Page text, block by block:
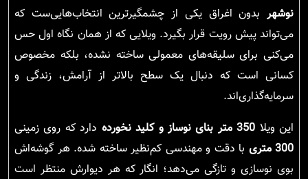
نوشهر بدون اغراق یکی از چشمگیرترین انتخاب‌هایی‌ست که
می‌تواند پیش رویت قرار بگیرد. ویلایی که از همان نگاه اول حس
می‌کنی برای سلیقه‌های معمولی ساخته نشده، بلکه مخصوص
کسانی است که دنبال یک سطح بالاتر از آرامش، زندگی و
سرمایه‌گذاری‌اند.
این ویلا 350 متر بنای نوساز و کلید نخورده
دارد که روی زمینی
300 متری
با دقت و مهندسی کم‌نظیر ساخته شده. هر گوشه‌اش
بوی نوسازی و تازگی می‌دهد؛ انگار که هر دیوارش منتظر است